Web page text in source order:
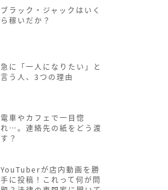
ブラック・ジャックはいく
ら稼いだか？
急に「一人になりたい」と
言う人、3つの理由
電車やカフェで一目惚
れ…。連絡先の紙をどう渡
す？
YouTuberが店内動画を勝
手に投稿！これって何が問